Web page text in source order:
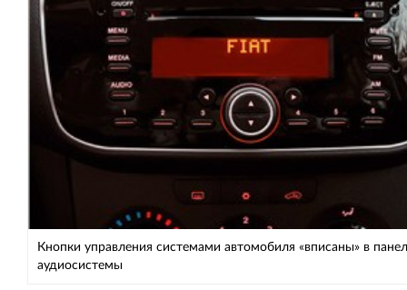
Кнопки управления системами автомобиля «вписаны» в
аудиосистемы